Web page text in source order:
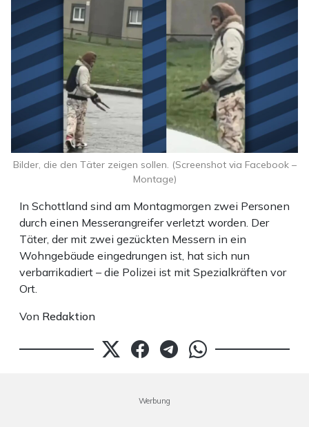
In Schottland sind am Montagmorgen zwei Personen
durch einen Messerangreifer verletzt worden. Der
Täter, der mit zwei gezückten Messern in ein
Wohngebäude eingedrungen ist, hat sich nun
verbarrikadiert – die Polizei ist mit Spezialkräften vor
Ort.
Von Redaktion
Bilder, die den Täter zeigen sollen. (Screenshot via Facebook –
Montage)
Werbung